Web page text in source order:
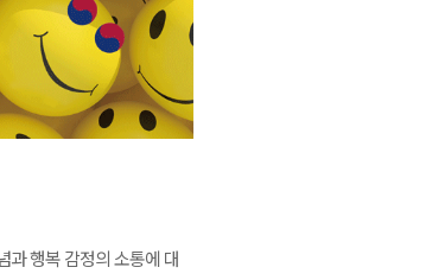
과 행복 감정의 소통에 대